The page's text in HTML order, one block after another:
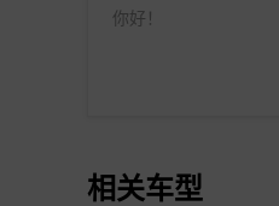
你好！
相关车型